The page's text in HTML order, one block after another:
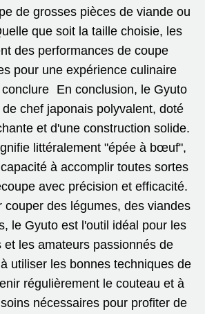
de grosses pièces de viande ou
que soit la taille choisie, les
des performances de coupe
pour une expérience culinaire
En conclusion, le Gyuto
chef japonais polyvalent, doté
et d'une construction solide.
littéralement "épée à bœuf",
à accomplir toutes sortes
avec précision et efficacité.
couper des légumes, des viandes
le Gyuto est l'outil idéal pour les
et les amateurs passionnés de
utiliser les bonnes techniques de
régulièrement le couteau et à
nécessaires pour profiter de